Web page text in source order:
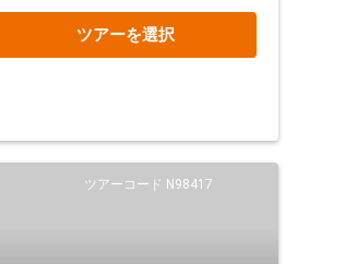
ツアーを選択
ツアーコード N98417